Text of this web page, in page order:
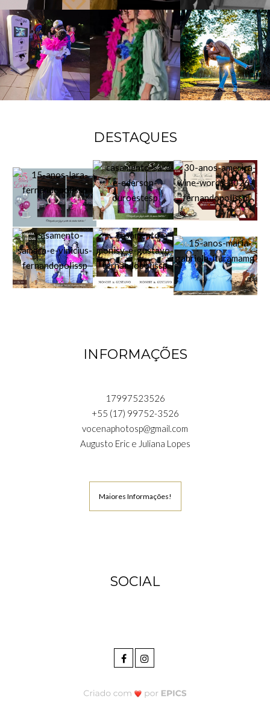
DESTAQUES
INFORMAÇÕES
17997523526
+55 (17) 99752-3526
vocenaphotosp@gmail.com
Augusto Eric e Juliana Lopes
Maiores Informações!
SOCIAL